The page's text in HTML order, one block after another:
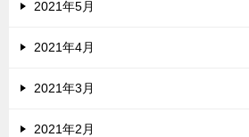
2021年5月
2021年4月
2021年3月
2021年2月